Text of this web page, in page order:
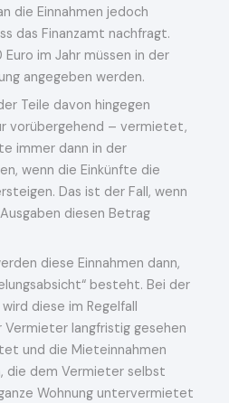
die Einnahmen jedoch
das Finanzamt nachfragt.
im Jahr müssen in der
angegeben werden.
Teile davon hingegen
vorübergehend – vermietet,
immer dann in der
wenn die Einkünfte die
Das ist der Fall, wenn
diesen Betrag
diese Einnahmen dann,
besteht. Bei der
diese im Regelfall
langfristig gesehen
und die Mieteinnahmen
die dem Vermieter selbst
Wohnung untervermietet